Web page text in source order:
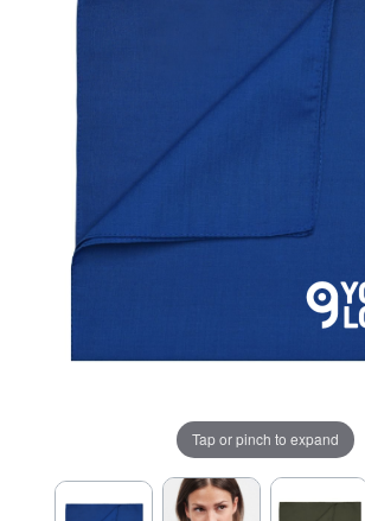
Tap or pinch to expand